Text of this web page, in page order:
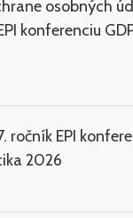
osobných
konferenciu
ročník EPI
2026